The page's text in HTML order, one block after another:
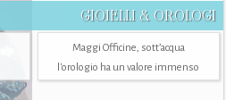
GIOIELLI & OROLOGI
Maggi Officine, sott’acqua
l'orologio ha un valore immenso